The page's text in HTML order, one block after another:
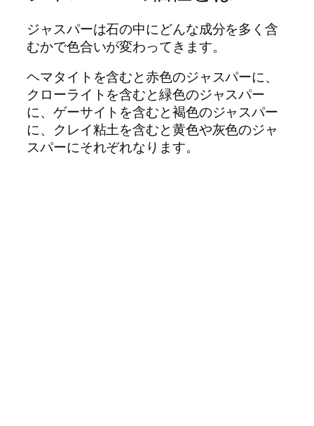
ジャスパーは石の中にどんな成分を多く含
むかで色合いが変わってきます。
ヘマタイトを含むと赤色のジャスパーに、
クローライトを含むと緑色のジャスパー
に、ゲーサイトを含むと褐色のジャスパー
に、クレイ粘土を含むと黄色や灰色のジャ
スパーにそれぞれなります。